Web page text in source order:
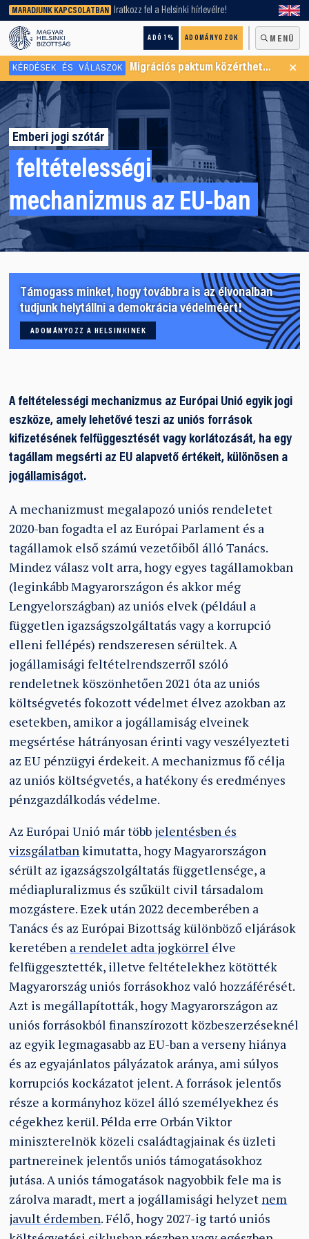
MARADJUNK KAPCSOLATBAN Iratkozz fel a Helsinki hírlevélre!
ADÓ 1% ADOMÁNYOZOK MENÜ
keresőnket!
KÉRDÉSEK ÉS VÁLASZOK Migrációs paktum közérthetően ×
Emberi jogi szótár
feltételességi
mechanizmus az EU-ban
Támogass minket, hogy továbbra is az élvonalban
tudjunk helytállni a demokrácia védelméért!
ADOMÁNYOZZ A HELSINKINEK
A feltételességi mechanizmus az Európai Unió egyik jogi
eszköze, amely lehetővé teszi az uniós források
kifizetésének felfüggesztését vagy korlátozását, ha egy
tagállam megsérti az EU alapvető értékeit, különösen a
jogállamiságot.
A mechanizmust megalapozó uniós rendeletet
2020-ban fogadta el az Európai Parlament és a
tagállamok első számú vezetőiből álló Tanács.
Mindez válasz volt arra, hogy egyes tagállamokban
(leginkább Magyarországon és akkor még
Lengyelországban) az uniós elvek (például a
független igazságszolgáltatás vagy a korrupció
elleni fellépés) rendszeresen sérültek. A
jogállamisági feltételrendszerről szóló
rendeletnek köszönhetően 2021 óta az uniós
költségvetés fokozott védelmet élvez azokban az
esetekben, amikor a jogállamiság elveinek
megsértése hátrányosan érinti vagy veszélyezteti
az EU pénzügyi érdekeit. A mechanizmus fő célja
az uniós költségvetés, a hatékony és eredményes
pénzgazdálkodás védelme.
Az Európai Unió már több jelentésben és
vizsgálatbankimutatta, hogy Magyarországon
sérült az igazságszolgáltatás függetlensége, a
médiapluralizmus és szűkült civil társadalom
mozgástere. Ezek után 2022 decemberében a
Tanács és az Európai Bizottság különböző eljárások
keretében a rendelet adta jogkörrel élve
felfüggesztették, illetve feltételekhez kötötték
Magyarország uniós forrásokhoz való hozzáférését.
Azt is megállapították, hogy Magyarországon az
uniós forrásokból finanszírozott közbeszerzéseknél
az egyik legmagasabb az EU-ban a verseny hiánya
és az egyajánlatos pályázatok aránya, ami súlyos
korrupciós kockázatot jelent. A források jelentős
része a kormányhoz közel álló személyekhez és
cégekhez kerül. Példa erre Orbán Viktor
miniszterelnök közeli családtagjainak és üzleti
partnereinek jelentős uniós támogatásokhoz
jutása. A uniós támogatások nagyobbik fele ma is
zárolva maradt, mert a jogállamisági helyzet nem
javult érdemben. Félő, hogy 2027-ig tartó uniós